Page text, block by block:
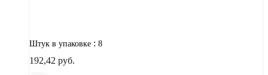
Штук в упаковке : 8
192,42 руб.